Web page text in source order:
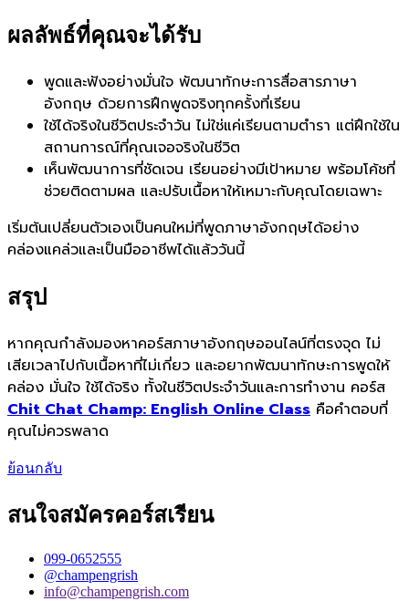
ผลลัพธ์ที่คุณจะได้รับ
พูดและฟังอย่างมั่นใจ พัฒนาทักษะการสื่อสารภาษา
อังกฤษ ด้วยการฝึกพูดจริงทุกครั้งที่เรียน
ใช้ได้จริงในชีวิตประจำวัน ไม่ใช่แค่เรียนตามตำรา แต่ฝึกใช้ใน
สถานการณ์ที่คุณเจอจริงในชีวิต
เห็นพัฒนาการที่ชัดเจน เรียนอย่างมีเป้าหมาย พร้อมโค้ชที่
ช่วยติดตามผล และปรับเนื้อหาให้เหมาะกับคุณโดยเฉพาะ
เริ่มต้นเปลี่ยนตัวเองเป็นคนใหม่ที่พูดภาษาอังกฤษได้อย่าง
คล่องแคล่วและเป็นมืออาชีพได้แล้ววันนี้
สรุป
หากคุณกำลังมองหาคอร์สภาษาอังกฤษออนไลน์ที่ตรงจุด ไม่
เสียเวลาไปกับเนื้อหาที่ไม่เกี่ยว และอยากพัฒนาทักษะการพูดให้
คล่อง มั่นใจ ใช้ได้จริง ทั้งในชีวิตประจำวันและการทำงาน คอร์ส
Chit Chat Champ: English Online Class คือคำตอบที่
คุณไม่ควรพลาด
ย้อนกลับ
สนใจสมัครคอร์สเรียน
099-0652555
@champengrish
info@champengrish.com